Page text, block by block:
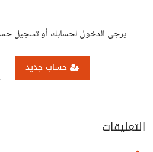
يرجى الدخول لحسابك أو تسجيل
حساب جديد
التعليقات